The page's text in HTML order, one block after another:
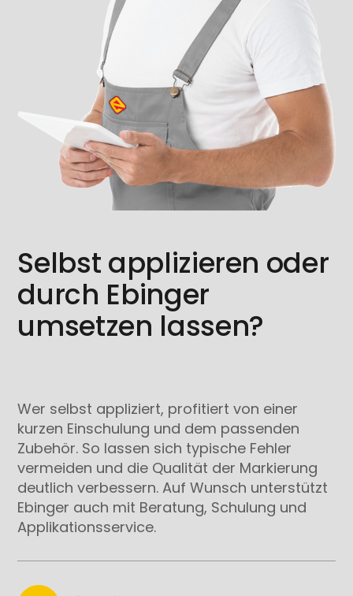
Selbst applizieren oder
durch Ebinger
umsetzen lassen?
Wer selbst appliziert, profitiert von einer
kurzen Einschulung und dem passenden
Zubehör. So lassen sich typische Fehler
vermeiden und die Qualität der Markierung
deutlich verbessern. Auf Wunsch unterstützt
Ebinger auch mit Beratung, Schulung und
Applikationsservice.